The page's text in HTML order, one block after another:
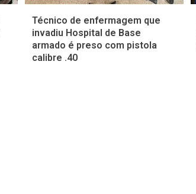
Técnico de enfermagem que
invadiu Hospital de Base
armado é preso com pistola
calibre .40